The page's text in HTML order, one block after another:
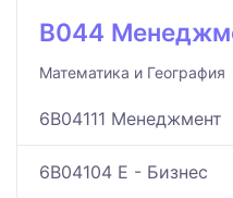
B044
Математика и География
6B04111 Менеджмент
6B04104 Е - Бизнес